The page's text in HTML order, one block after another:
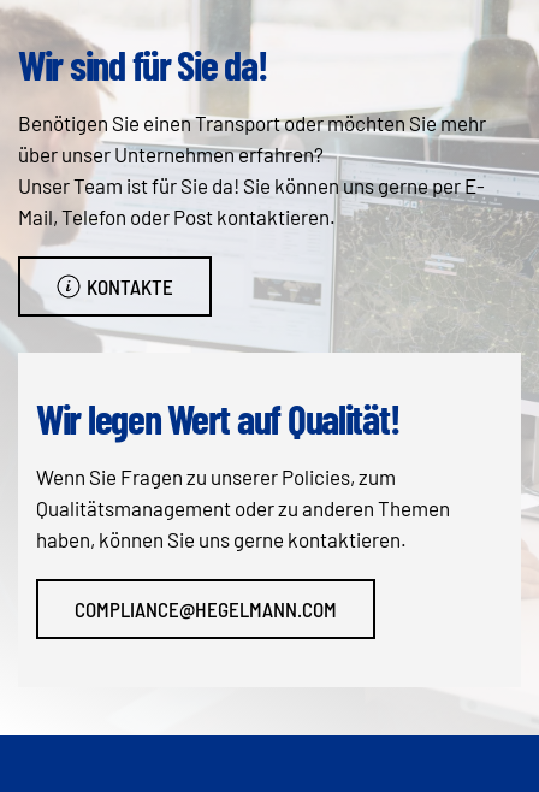
Wir sind für Sie da!
Benötigen Sie einen Transport oder möchten Sie mehr
über unser Unternehmen erfahren?
Unser Team ist für Sie da! Sie können uns gerne per E-
Mail, Telefon oder Post kontaktieren.
KONTAKTE
Wir legen Wert auf Qualität!
Wenn Sie Fragen zu unserer Policies, zum
Qualitätsmanagement oder zu anderen Themen
haben, können Sie uns gerne kontaktieren.
COMPLIANCE@HEGELMANN.COM